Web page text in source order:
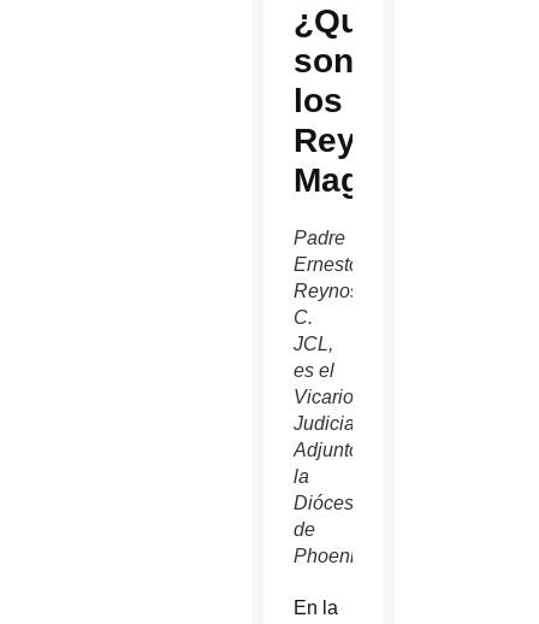
¿Quiénes
son
los
Reyes
Magos?
Padre
Ernesto
Reynoso
C.
JCL,
es el
Vicario
Judicial
Adjunto de
la
Diócesis
de
Phoenix.
En la